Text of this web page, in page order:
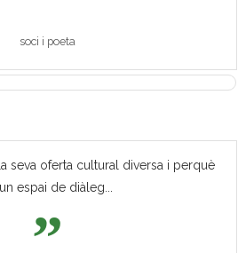
soci i poeta
seva oferta cultural diversa i perquè
espai de diàleg...